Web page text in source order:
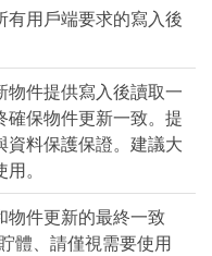
有用戶端要求的寫入後
物件提供寫入後讀取一
確保物件更新一致。提
資料保護保證。建議大
。
物件更新的最終一致
體、請僅視需要使用